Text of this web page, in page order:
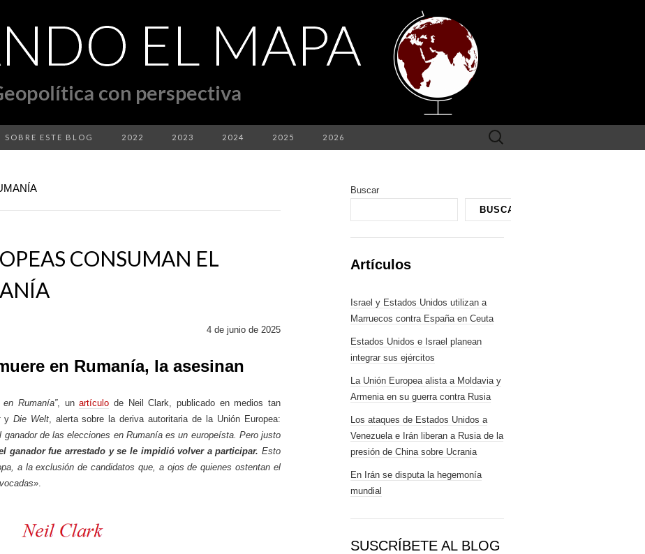
SOBRE ESTE BLOG 2022 2023 2024 2025 2026 Buscar:
CONSUMAN EL
4 de junio de 2025
en Rumanía, la asesinan
Rumanía”, unartículo de Neil Clark, publicado en medios tan
y Die Welt, alerta sobre la deriva autoritaria de la Unión Europea:
ganador de las elecciones en Rumanía es un europeísta. Pero justo
ganador fue arrestado y se le impidió volver a participar. Esto
a la exclusión de candidatos que, a ojos de quienes ostentan el
.
Buscar
BUSCAR
Artículos
Israel y Estados Unidos utilizan a
Marruecos contra España en Ceuta
Estados Unidos e Israel planean
integrar sus ejércitos
La Unión Europea alista a Moldavia y
Armenia en su guerra contra Rusia
Los ataques de Estados Unidos a
Venezuela e Irán liberan a Rusia de la
presión de China sobre Ucrania
En Irán se disputa la hegemonía
mundial
SUSCRÍBETE AL BLOG